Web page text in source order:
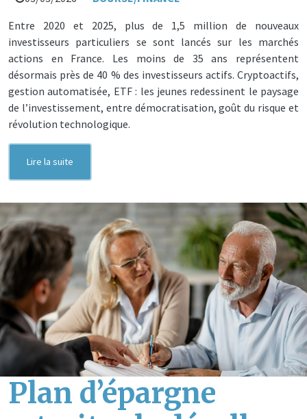
Entre 2020 et 2025, plus de 1,5 million de nouveaux
investisseurs particuliers se sont lancés sur les marchés
actions en France. Les moins de 35 ans représentent
désormais près de 40 % des investisseurs actifs. Cryptoactifs,
gestion automatisée, ETF : les jeunes redessinent le paysage
de l’investissement, entre démocratisation, goût du risque et
révolution technologique.
Lire la suite
Plan d’épargne